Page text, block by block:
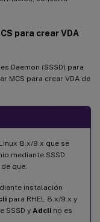
para crear VDA
Daemon (SSSD) para
MCS para crear VDA de
8.x/9.x que se
mediante SSSD
que:
instalación
para RHEL 8.x/9.x y
SSSD y Adcli no es